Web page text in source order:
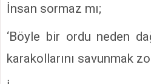
İnsan sormaz mı;
‘Böyle bir ordu neden
karakollarını savunmak